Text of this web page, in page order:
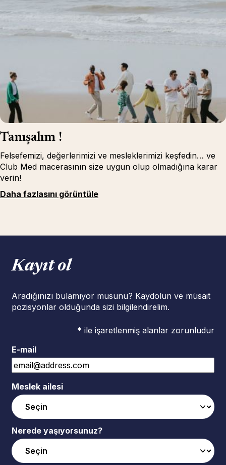
Tanışalım !
Felsefemizi, değerlerimizi ve mesleklerimizi keşfedin… ve
Club Med macerasının size uygun olup olmadığına karar
verin!
Daha fazlasını görüntüle
Kayıt ol
Aradığınızı bulamıyor musunu? Kaydolun ve müsait
pozisyonlar olduğunda sizi bilgilendirelim.
* ile işaretlenmiş alanlar zorunludur
E-mail
Meslek ailesi
Nerede yaşıyorsunuz?